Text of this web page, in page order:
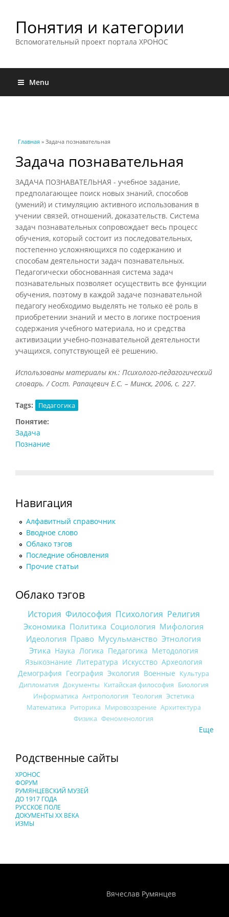
Понятия и категории
Вспомогательный проект портала ХРОНОС
Menu
Вы здесь
Главная » Задача познавательная
Задача познавательная
ЗАДАЧА ПОЗНАВАТЕЛЬНАЯ - учебное задание,
предполагающее поиск новых знаний, способов
(умений) и стимуляцию активного использования в
учении связей, отношений, доказательств. Система
задач познавательных сопровождает весь процесс
обучения, который состоит из последовательных,
постепенно усложняющихся по содержанию и
способам деятельности задач познавательных.
Педагогически обоснованная система задач
познавательных позволяет осуществить все функции
обучения, поэтому в каждой задаче познавательной
педагогу необходимо выделять не только её роль в
приобретении знаний и место в логике построения
содержания учебного материала, но и средства
активизации учебно-познавательной деятельности
учащихся, сопутствующей её решению.
Использованы материалы кн.: Психолого-педагогический
словарь. / Сост. Рапацевич Е.С. – Минск, 2006, с. 227.
Tags: Педагогика
Понятие:
Задача
Познание
Навигация
Алфавитный справочник
Вводное слово
Облако тэгов
Последние обновления
Прочие статьи
Облако тэгов
История Философия Психология Религия
Экономика Политика Социология Мифология
Идеология Право Мусульманство Этнология
Этика Наука Логика Педагогика Методология
Языкознание Литература Искусство Археология
Демография География Экология Военные Культура
Дипломатия Документы Китайская философия Биология
Информатика Антропология Теология Эстетика
Математика Риторика Мировоззрение Архитектура
Физика Феноменология
Еще
Родственные сайты
ХРОНОС
ФОРУМ
РУМЯНЦЕВСКИЙ МУЗЕЙ
ДО 1917 ГОДА
РУССКОЕ ПОЛЕ
ДОКУМЕНТЫ XX ВЕКА
ИЗМЫ
Вячеслав Румянцев